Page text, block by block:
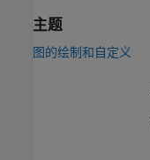
主题
图的绘制和自定义